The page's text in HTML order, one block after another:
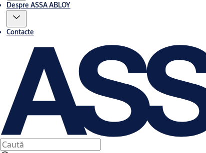
Despre ASSA ABLOY
Contacte